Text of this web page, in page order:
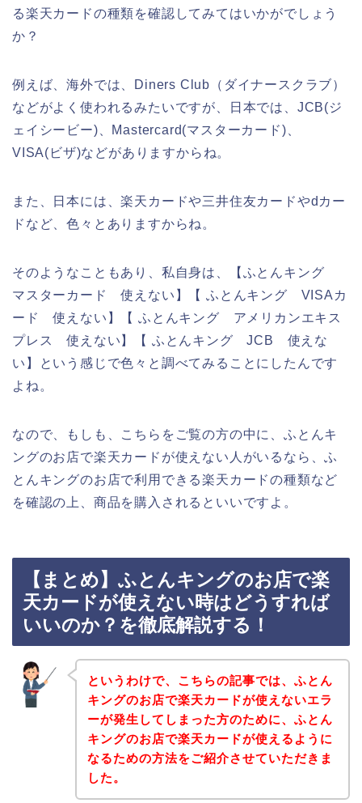
る楽天カードの種類を確認してみてはいかがでしょう
か？
例えば、海外では、Diners Club（ダイナースクラブ）
などがよく使われるみたいですが、日本では、JCB(ジ
ェイシービー)、Mastercard(マスターカード)、
VISA(ビザ)などがありますからね。
また、日本には、楽天カードや三井住友カードやdカー
ドなど、色々とありますからね。
そのようなこともあり、私自身は、【ふとんキング
マスターカード 使えない】【 ふとんキング VISAカ
ード 使えない】【 ふとんキング アメリカンエキス
プレス 使えない】【 ふとんキング JCB 使えな
い】という感じで色々と調べてみることにしたんです
よね。
なので、もしも、こちらをご覧の方の中に、ふとんキ
ングのお店で楽天カードが使えない人がいるなら、ふ
とんキングのお店で利用できる楽天カードの種類など
を確認の上、商品を購入されるといいですよ。
【まとめ】ふとんキングのお店で楽
天カードが使えない時はどうすれば
いいのか？を徹底解説する！
というわけで、こちらの記事では、ふとん
キングのお店で楽天カードが使えないエラ
ーが発生してしまった方のために、ふとん
キングのお店で楽天カードが使えるように
なるための方法をご紹介させていただきま
した。